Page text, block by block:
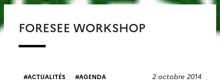
FORESEE WORKSHOP
ACTUALITÉS AGENDA 2 octobre 2014